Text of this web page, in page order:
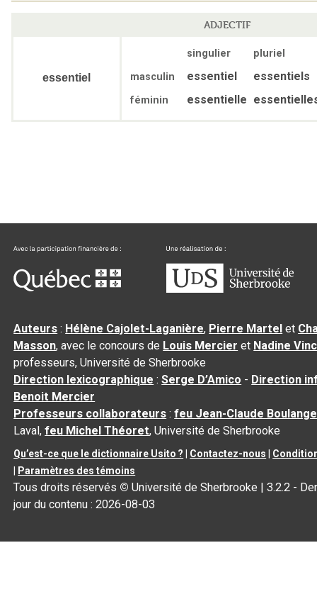
ADJECTIF
essentiel
singulier
pluriel
masculin
essentiel essentiels
féminin essentielle
Auteurs : Hélène Cajolet-Laganière, Pierre Martel et
Masson, avec le concours de Louis Mercier et Nadine
professeurs, Université de Sherbrooke
Direction lexicographique :Serge D’Amico - Direction
Benoit Mercier
Professeurs collaborateurs :feu Jean-Claude
Laval,feu Michel Théoret, Université de Sherbrooke
Qu’est-ce que le dictionnaire Usito ? Contactez-nous
Paramètres des témoins
Tous droits réservés © Université de Sherbrooke |3.2.2 -
jour du contenu :2026-08-03